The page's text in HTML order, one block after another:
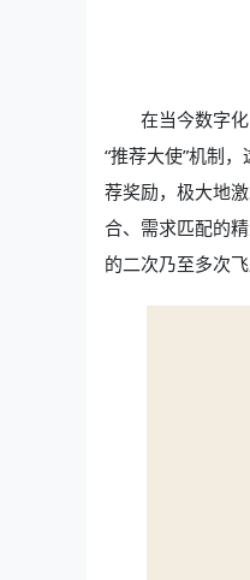
在当今数字
“推荐大使”机制
荐奖励，极大地
合、需求匹配的
的二次乃至多次飞